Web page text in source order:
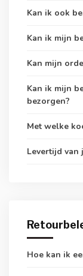
Kan ik ook
Kan ik mijn
Kan mijn
Kan ik mijn
bezorgen?
Met welke
Levertijd van
Hoe kan ik